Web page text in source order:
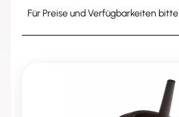
Für Preise und Verfügbarkeiten bitte